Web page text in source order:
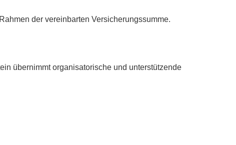
der vereinbarten Versicherungssumme.
übernimmt organisatorische und unterstützende